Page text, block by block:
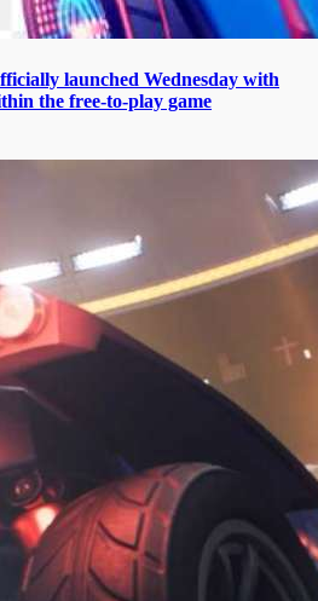
launched Wednesday with
the free-to-play game